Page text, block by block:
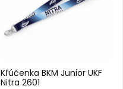
Kľúčenka BKM Junior UKF
Nitra 2601